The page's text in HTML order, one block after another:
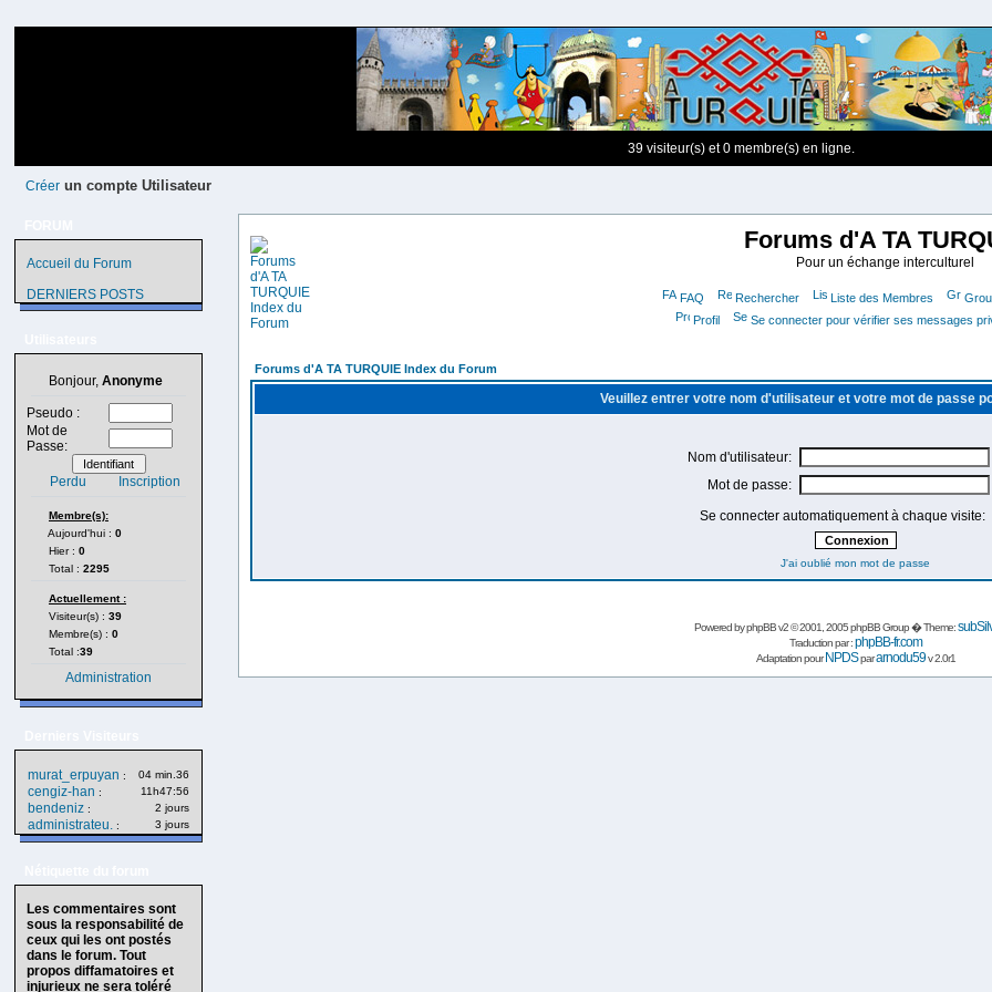
39 visiteur(s) et 0 membre(s) en ligne.
Créer un compte Utilisateur
Accueil du Forum
DERNIERS POSTS
Bonjour, Anonyme
Pseudo :
Mot de
Passe:
Perdu Inscription
Membre(s):
Aujourd'hui : 0
Hier : 0
Total : 2295
Actuellement :
Visiteur(s) : 39
Membre(s) : 0
Total :39
Administration
murat_erpuyan : 04 min.36
cengiz-han : 11h47:56
bendeniz : 2 jours
administrateu. : 3 jours
Les commentaires sont
sous la responsabilité de
ceux qui les ont postés
dans le forum. Tout
propos diffamatoires et
injurieux ne sera toléré
Forums d'A TA
Pour un échange interculturel
FAQ Rechercher Liste des Membres
Profil
Se connecter pour vérifier ses messages
Forums d'A TA TURQUIE Index du Forum
Veuillez entrer votre nom d'utilisateur et votre mot de passe
Nom d'utilisateur:
Mot de passe:
Se connecter automatiquement à chaque visite:
J'ai oublié mon mot de passe
Powered byphpBBv2 © 2001, 2005 phpBB Group � Theme:
Traduction par :phpBB-fr.com
Adaptation pourNPDSpararnodu59v 2.0r1